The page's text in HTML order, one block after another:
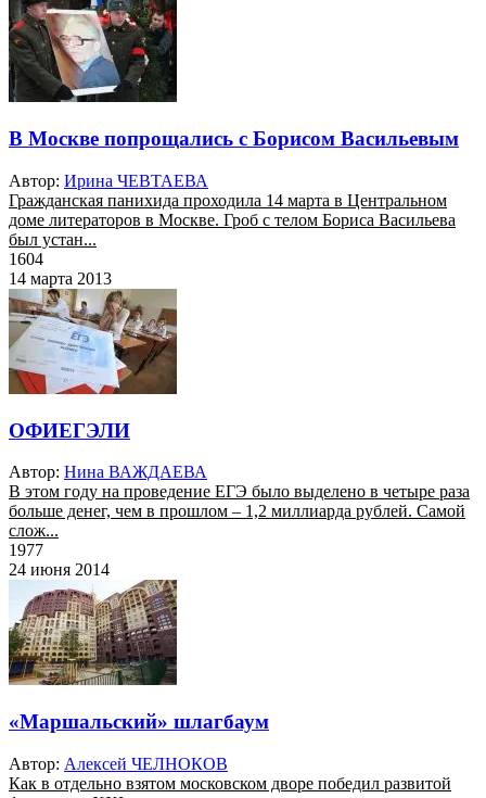
В Москве попрощались с Борисом Васильевым
Автор: Ирина ЧЕВТАЕВА
Гражданская панихида проходила 14 марта в Центральном
доме литераторов в Москве. Гроб с телом Бориса Васильева
был устан...
1604
14 марта 2013
ОФИЕГЭЛИ
Автор: Нина ВАЖДАЕВА
В этом году на проведение ЕГЭ было выделено в четыре раза
больше денег, чем в прошлом – 1,2 миллиарда рублей. Самой
слож...
1977
24 июня 2014
«Маршальский» шлагбаум
Автор: Алексей ЧЕЛНОКОВ
Как в отдельно взятом московском дворе победил развитой